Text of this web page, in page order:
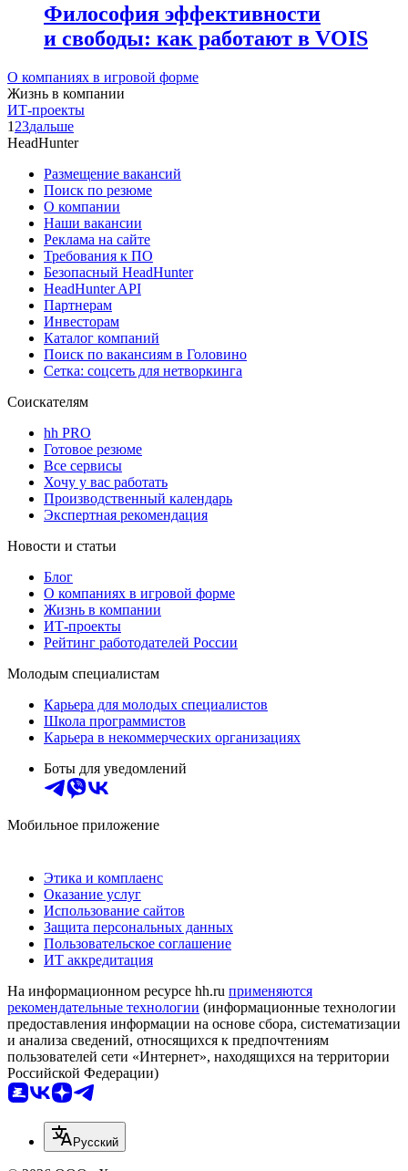
Философия эффективности
и свободы: как работают в VOIS
О компаниях в игровой форме
Жизнь в компании
ИТ-проекты
1 23дальше
HeadHunter
Размещение вакансий
Поиск по резюме
О компании
Наши вакансии
Реклама на сайте
Требования к ПО
Безопасный HeadHunter
HeadHunter API
Партнерам
Инвесторам
Каталог компаний
Поиск по вакансиям в Головино
Сетка: соцсеть для нетворкинга
Соискателям
hh PRO
Готовое резюме
Все сервисы
Хочу у вас работать
Производственный календарь
Экспертная рекомендация
Новости и статьи
Блог
О компаниях в игровой форме
Жизнь в компании
ИТ-проекты
Рейтинг работодателей России
Молодым специалистам
Карьера для молодых специалистов
Школа программистов
Карьера в некоммерческих организациях
Боты для уведомлений
Мобильное приложение
Этика и комплаенс
Оказание услуг
Использование сайтов
Защита персональных данных
Пользовательское соглашение
ИТ аккредитация
На информационном ресурсе hh.ru применяются
рекомендательные технологии (информационные технологии
предоставления информации на основе сбора, систематизации
и анализа сведений, относящихся к предпочтениям
пользователей сети «Интернет», находящихся на территории
Российской Федерации)
Русский